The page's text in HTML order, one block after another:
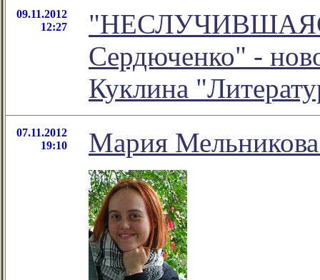
09.11.2012
12:27
Сердюченко" -
Куклина
07.11.2012
19:10
Мария